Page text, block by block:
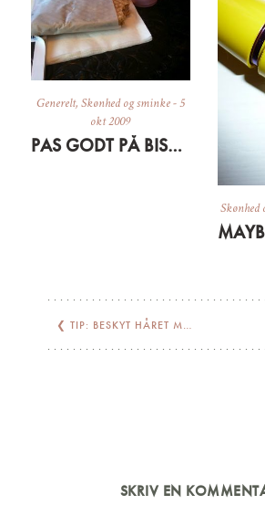
Generelt, Skønhed og sminke-5
okt 2009
PAS GODT PÅ BISSERNE OG HUDEN
Skønhed
❮ TIP: BESKYT HÅRET MOD VARMEN
SKRIV EN